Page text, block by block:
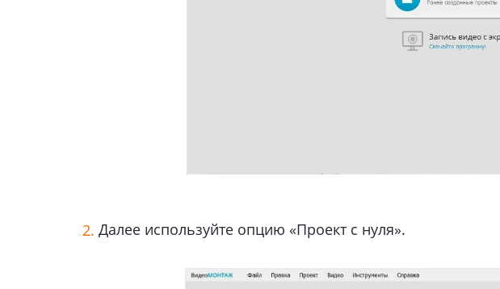
Далее используйте опцию «Проект с нуля».